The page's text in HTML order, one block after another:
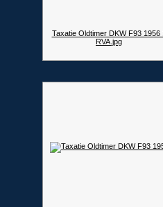
Taxatie Oldtimer DKW F93 1956
RVA.jpg